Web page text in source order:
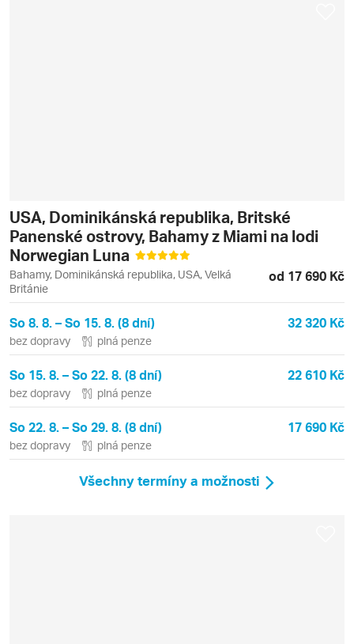
USA, Dominikánská republika, Britské
Panenské ostrovy, Bahamy z Miami na lodi
Norwegian Luna
Bahamy, Dominikánská republika, USA, Velká
Británie
od 17 690 Kč
So 8. 8. – So 15. 8. (8 dní) 32 320 Kč
bez dopravy plná penze
So 15. 8. – So 22. 8. (8 dní) 22 610 Kč
bez dopravy plná penze
So 22. 8. – So 29. 8. (8 dní) 17 690 Kč
bez dopravy plná penze
Všechny termíny a možnosti